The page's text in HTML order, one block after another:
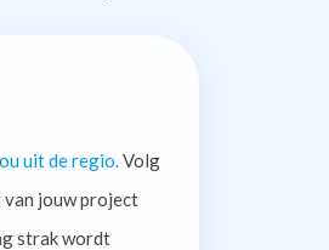
uit de regio. Volg
jouw project
strak wordt